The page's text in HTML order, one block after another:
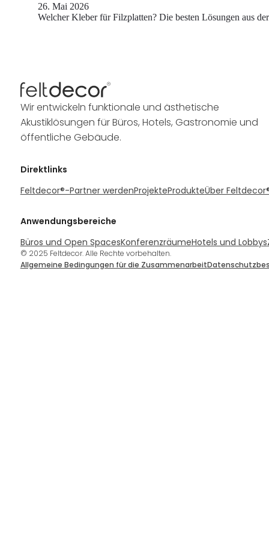
26. Mai 2026
Welcher Kleber für Filzplatten? Die besten Lösungen aus
Wir entwickeln funktionale und ästhetische
Akustiklösungen für Büros, Hotels, Gastronomie und
öffentliche Gebäude.
Direktlinks
Feltdecor®-Partner werdenProjekteProdukteÜber
Anwendungsbereiche
Büros und Open SpacesKonferenzräumeHotels und Lobbys
© 2025 Feltdecor. Alle Rechte vorbehalten.
Allgemeine Bedingungen für die Zusammenarbeit